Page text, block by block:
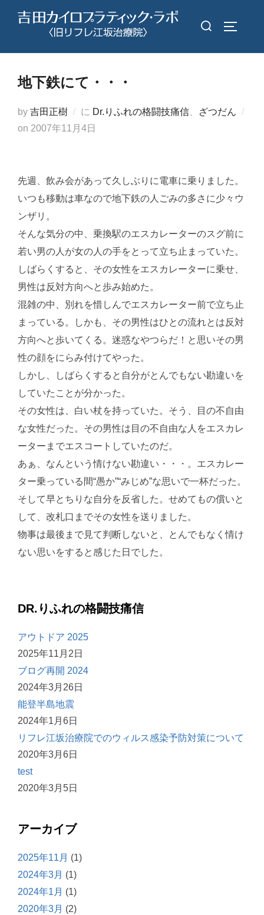
検
対
地下鉄にて・・・
by 吉田正樹 に Dr.りふれの格闘技痛信、
ざつだん
on 投
2007年11月4日
先週、飲み会があって久しぶりに電車に乗りました。
いつも移動は車なので地下鉄の人ごみの多さに少々ウ
ンザリ。
そんな気分の中、乗換駅のエスカレーターのスグ前に
若い男の人が女の人の手をとって立ち止まっていた。
しばらくすると、その女性をエスカレーターに乗せ、
男性は反対方向へと歩み始めた。
混雑の中、別れを惜しんでエスカレーター前で立ち止
まっている。しかも、その男性はひとの流れとは反対
方向へと歩いてくる。迷惑なやつらだ！と思いその男
性の顔をにらみ付けてやった。
しかし、しばらくすると自分がとんでもない勘違いを
していたことが分かった。
その女性は、白い杖を持っていた。そう、目の不自由
な女性だった。その男性は目の不自由な人をエスカレ
ーターまでエスコートしていたのだ。
あぁ、なんという情けない勘違い・・・。エスカレー
ター乗っている間“愚か”“みじめ”な思いで一杯だった。
そして早とちりな自分を反省した。せめてもの償いと
して、改札口までその女性を送りました。
物事は最後まで見て判断しないと、とんでもなく情け
ない思いをすると感じた日でした。
DR.りふれの格闘技痛信
アウトドア 2025
2025年11月2日
ブログ再開 2024
2024年3月26日
能登半島地震
2024年1月6日
リフレ江坂治療院でのウィルス感染予防対策について
2020年3月6日
test
2020年3月5日
アーカイブ
2025年11月 (1)
2024年3月 (1)
2024年1月 (1)
2020年3月 (2)